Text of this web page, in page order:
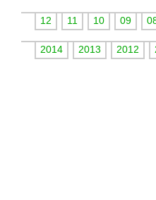
12 11 10 09
2014 2013 2012